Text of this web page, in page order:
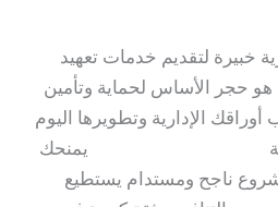
خبيرة لتقديم خدمات تعهيد
هو حجر الأساس لحماية وتأمين
أوراقك الإدارية وتطويرها اليوم
يمنحك
ناجح ومستدام يستطيع